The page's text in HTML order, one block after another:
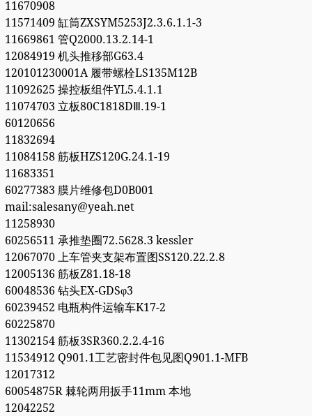
11670908
11571409 缸筒ZXSYM5253J2.3.6.1.1-3
11669861 管Q2000.13.2.14-1
12084919 机头推移部G63.4
120101230001A 履带螺栓LS135M12B
11092625 操控板组件YL5.4.1.1
11074703 立板80C1818DⅢ.19-1
60120656
11832694
11084158 筋板HZS120G.24.1-19
11683351
60277383 膜片维修包D0B001
mail:salesany@yeah.net
11258930
60256511 承推垫圈72.5628.3 kessler
12067070 上车管夹支架布置图SS120.22.2.8
12005136 筋板Z81.18-18
60048536 钻头EX-GDSφ3
60239452 电瓶构件运输车K17-2
60225870
11302154 筋板3SR360.2.2.4-16
11534912 Q901.1工艺密封件包见图Q901.1-MFB
12017312
60054875R 棘轮两用扳手11mm 本地
12042252